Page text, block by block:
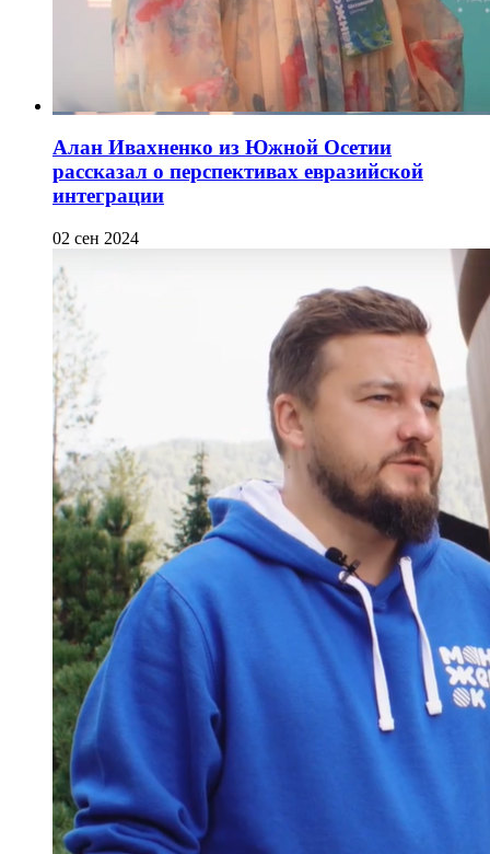
Алан Ивахненко из Южной Осетии
рассказал о перспективах евразийской
интеграции
02 сен 2024